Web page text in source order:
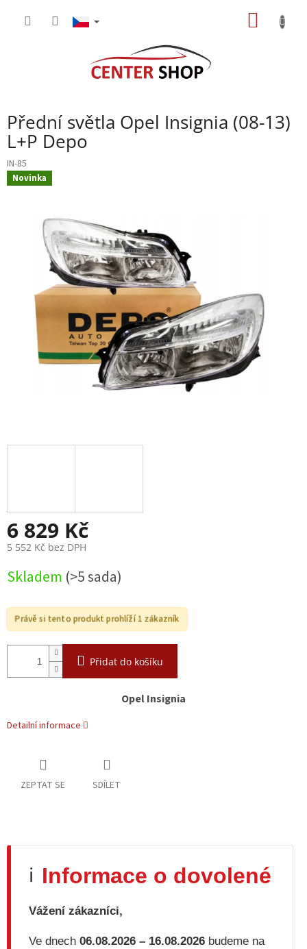
Přední světla Opel Insignia (08-13)
L+P Depo
IN-85
Novinka
6 829 Kč
5 552 Kč bez DPH
cena:
Skladem (>5 sada)
Právě si tento produkt prohlíží 1 zákazník
Přidat do košíku
Opel Insignia
Detailní informace
ZEPTAT SE SDÍLET
ℹ️ Informace o dovolené
Vážení zákazníci,
Ve dnech 06.08.2026 – 16.08.2026 budeme na